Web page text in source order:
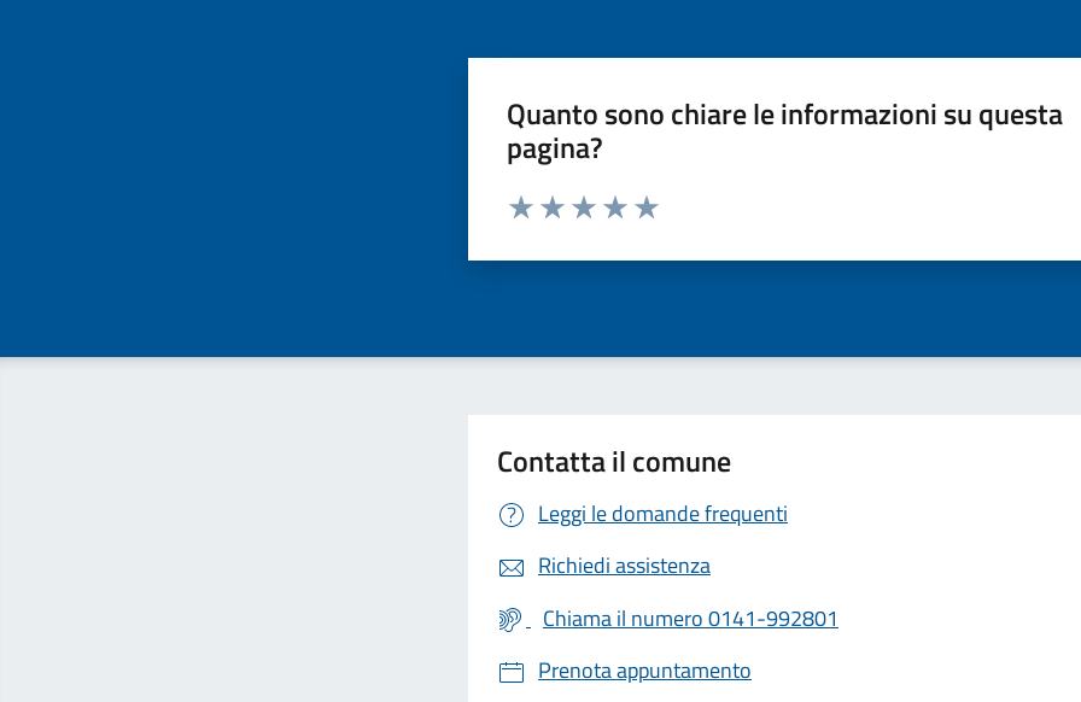
Quanto sono chiare le informazioni su questa
pagina?
Valuta da 1 a 5 stelle la pagina
Contatta il comune
Leggi le domande frequenti
Richiedi assistenza
Chiama il numero 0141-992801
Prenota appuntamento